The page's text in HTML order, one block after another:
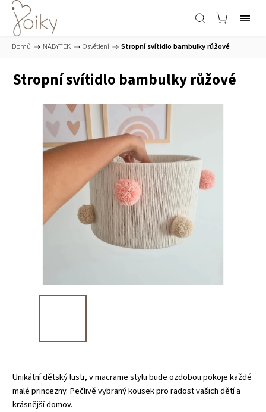
Domů / NÁBYTEK / Osvětlení / Stropní svítidlo bambulky růžové
Stropní svítidlo bambulky růžové
Unikátní dětský lustr, v macrame stylu bude ozdobou pokoje každé
malé princezny. Pečlivě vybraný kousek pro radost vašich dětí a
krásnější domov.